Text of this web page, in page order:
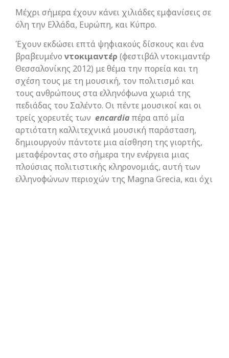
Μέχρι σήμερα έχουν κάνει χιλιάδες εμφανίσεις σε
όλη την Ελλάδα, Ευρώπη, και Κύπρο.
Έχουν εκδώσει επτά ψηφιακούς δίσκους και ένα
βραβευμένο ντοκιμαντέρ (φεστιβάλ ντοκιμαντέρ
Θεσσαλονίκης 2012) με θέμα την πορεία και τη
σχέση τους με τη μουσική, τον πολιτισμό και
τους ανθρώπους στα ελληνόφωνα χωριά της
πεδιάδας του Σαλέντο. Οι πέντε μουσικοί και οι
τρείς χορευτές των encardia πέρα από μία
αρτιότατη καλλιτεχνικά μουσική παράσταση,
δημιουργούν πάντοτε μια αίσθηση της γιορτής,
μεταφέροντας στο σήμερα την ενέργεια μιας
πλούσιας πολιτιστικής κληρονομιάς, αυτή των
ελληνοφώνων περιοχών της Magna Grecia, και όχι